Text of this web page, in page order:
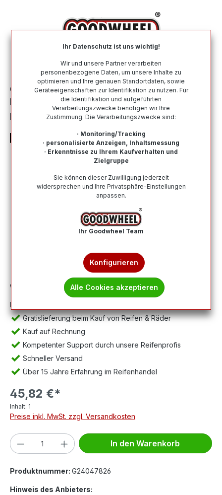
Ganzjahresreifen Nach Größe 175 65 R13
LANDSAIL 4-SEASONS 175/65R13 80T
BSW
Wichtig: Abbildung kann abweichen, Lieferung ohne Felge.
Ihre Vorteile:
Gratislieferung beim Kauf von Reifen & Räder
Kauf auf Rechnung
Kompetenter Support durch unsere Reifenprofis
Schneller Versand
Über 15 Jahre Erfahrung im Reifenhandel
45,82 €*
Inhalt: 1
Preise inkl. MwSt. zzgl. Versandkosten
Produkt Anzahl: Gib den gewünschten
In den Warenkorb
Produktnummer: G24047826
Hinweis des Anbieters:
Ihr Datenschutz ist uns wichtig!
Wir und unsere Partner verarbeiten
personenbezogene Daten, um unsere Inhalte zu
optimieren und Ihre genauen Standortdaten, sowie
Geräteeigenschaften zur Identifikation zu nutzen. Für
die Identifikation und aufgeführten
Verarbeitungszwecke benötigen wir Ihre
Zustimmung. Die Verarbeitungszwecke sind:
· Monitoring/Tracking
· personalisierte Anzeigen, Inhaltsmessung
· Erkenntnisse zu Ihrem Kaufverhalten und
Zielgruppe
Sie können dieser Zuwilligung jederzeit
widersprechen und Ihre Privatsphäre-Einstellungen
anpassen.
Ihr Goodwheel Team
Konfigurieren
Alle Cookies akzeptieren